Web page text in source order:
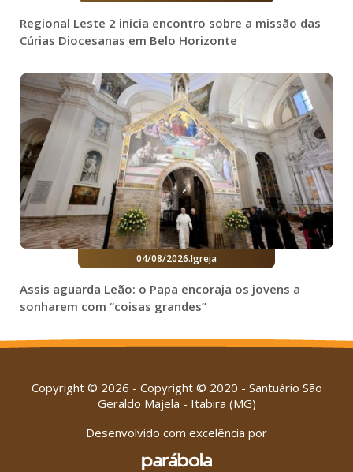
Regional Leste 2 inicia encontro sobre a missão das
Cúrias Diocesanas em Belo Horizonte
04/08/2026.Igreja
Assis aguarda Leão: o Papa encoraja os jovens a
sonharem com “coisas grandes”
Copyright © 2026 - Copyright © 2020 - Santuário São
Geraldo Majela - Itabira (MG)
Desenvolvido com excelência por